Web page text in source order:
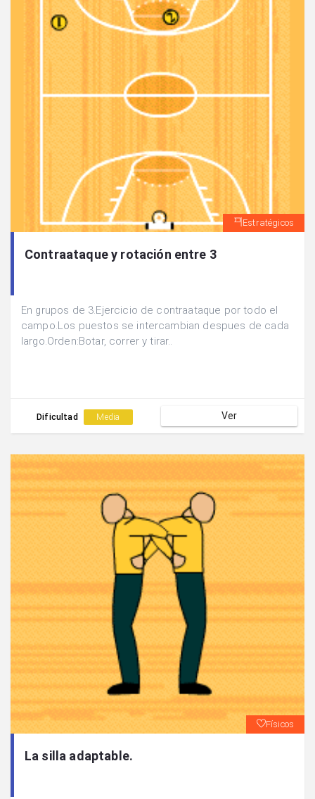
Estratégicos
Contraataque y rotación entre 3
En grupos de 3.Ejercicio de contraataque por todo el
campo.Los puestos se intercambian despues de cada
largo.Orden:Botar, correr y tirar..
Dificultad Media Ver
Físicos
La silla adaptable.